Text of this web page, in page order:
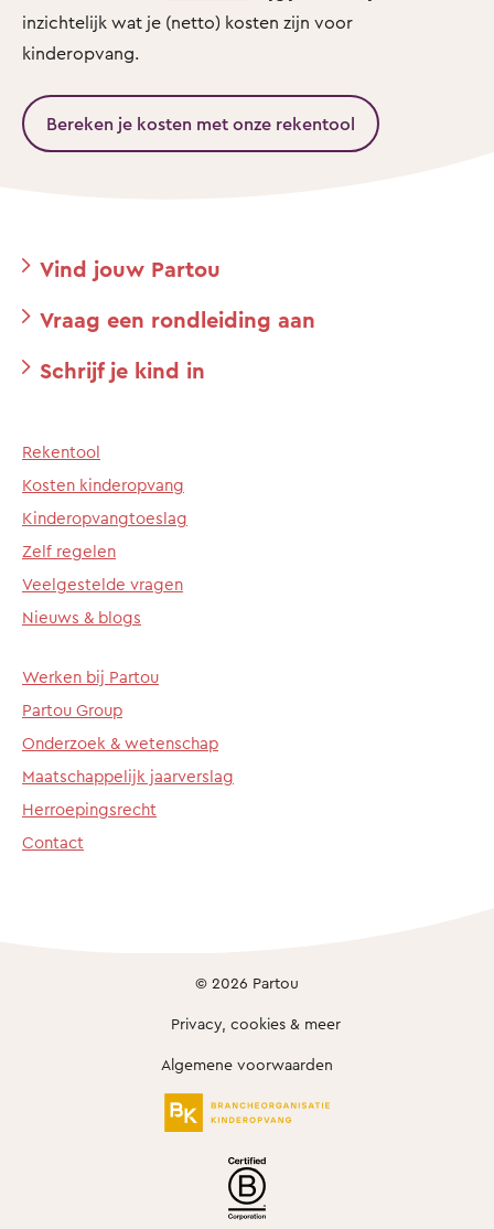
inzichtelijk wat je (netto) kosten zijn voor
kinderopvang.
Bereken je kosten met onze rekentool
Vind jouw Partou
Vraag een rondleiding aan
Schrijf je kind in
Rekentool
Kosten kinderopvang
Kinderopvangtoeslag
Zelf regelen
Veelgestelde vragen
Nieuws & blogs
Werken bij Partou
Partou Group
Onderzoek & wetenschap
Maatschappelijk jaarverslag
Herroepingsrecht
Contact
© 2026 Partou
Privacy, cookies & meer
Algemene voorwaarden